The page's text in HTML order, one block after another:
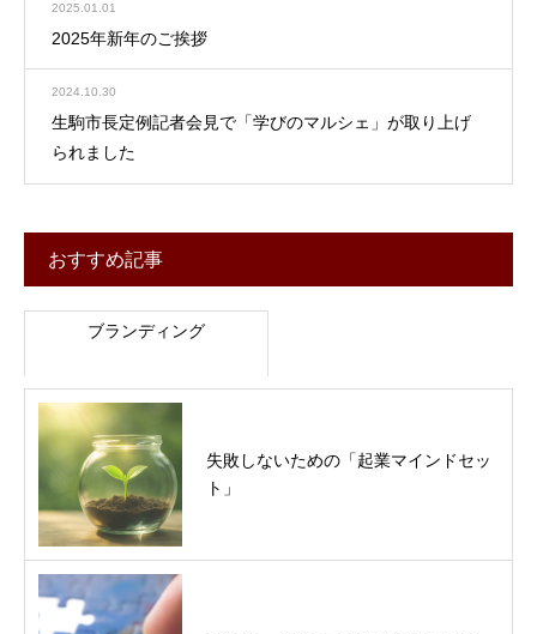
2025.01.01
2025年新年のご挨拶
2024.10.30
生駒市長定例記者会見で「学びのマルシェ」が取り上げ
られました
おすすめ記事
ブランディング
失敗しないための「起業マインドセッ
ト」